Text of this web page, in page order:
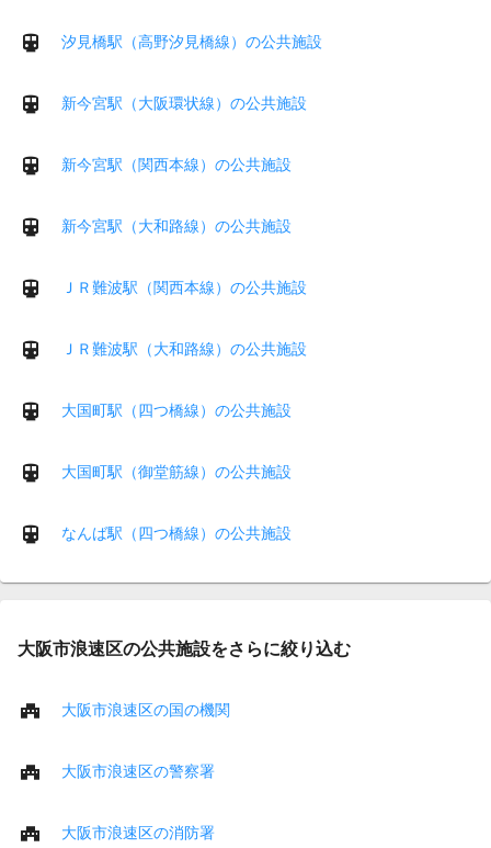
汐見橋駅（高野汐見橋線）の公共施設
新今宮駅（大阪環状線）の公共施設
新今宮駅（関西本線）の公共施設
新今宮駅（大和路線）の公共施設
ＪＲ難波駅（関西本線）の公共施設
ＪＲ難波駅（大和路線）の公共施設
大国町駅（四つ橋線）の公共施設
大国町駅（御堂筋線）の公共施設
なんば駅（四つ橋線）の公共施設
大阪市浪速区の公共施設をさらに絞り込む
大阪市浪速区の国の機関
大阪市浪速区の警察署
大阪市浪速区の消防署